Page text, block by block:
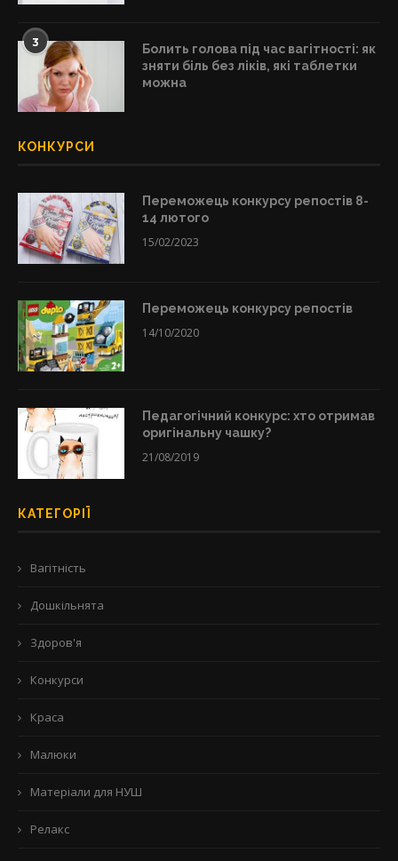
3
Болить голова під час вагітності: як
зняти біль без ліків, які таблетки
можна
КОНКУРСИ
Переможець конкурсу репостів 8-
14 лютого
15/02/2023
Переможець конкурсу репостів
14/10/2020
Педагогічний конкурс: хто отримав
оригінальну чашку?
21/08/2019
КАТЕГОРІЇ
Вагітність
Дошкільнята
Здоров'я
Конкурси
Краса
Малюки
Матеріали для НУШ
Релакс